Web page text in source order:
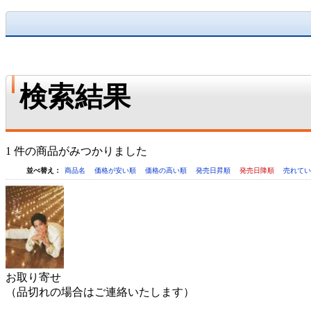
検索結果
1 件の商品がみつかりました
並べ替え： 商品名 価格が安い順 価格の高い順 発売日昇順 発売日降順 売れて
お取り寄せ
（品切れの場合はご連絡いたします）